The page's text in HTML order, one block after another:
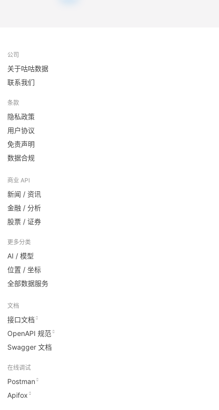
公司
关于咕咕数据
联系我们
条款
隐私政策
用户协议
免责声明
数据合规
商业 API
新闻 / 资讯
金融 / 分析
股票 / 证券
更多分类
AI / 模型
位置 / 坐标
全部数据服务
文档
接口文档
OpenAPI 规范
Swagger 文档
在线调试
Postman
Apifox